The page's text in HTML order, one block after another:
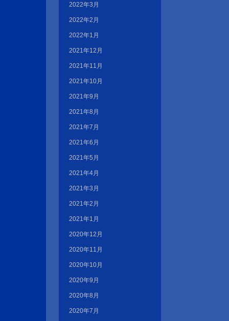
2022年3月
2022年2月
2022年1月
2021年12月
2021年11月
2021年10月
2021年9月
2021年8月
2021年7月
2021年6月
2021年5月
2021年4月
2021年3月
2021年2月
2021年1月
2020年12月
2020年11月
2020年10月
2020年9月
2020年8月
2020年7月